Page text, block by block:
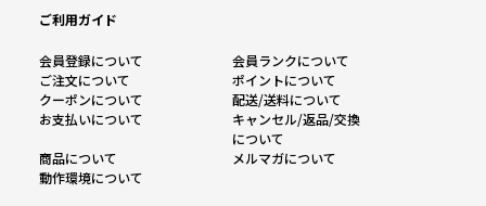
ご利用ガイド
会員登録について
会員ランクについて
ご注文について
ポイントについて
クーポンについて
配送/送料について
お支払いについて
キャンセル/返品/交換
について
商品について
メルマガについて
動作環境について